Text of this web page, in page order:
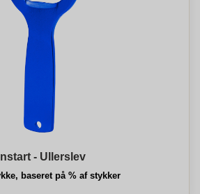
- Ullerslev
baseret på % af stykker